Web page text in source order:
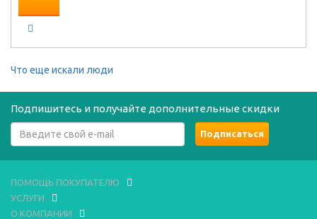
Что еще искали люди
Подпишитесь и получайте дополнительные скидки
ПОМОЩЬ ПОКУПАТЕЛЮ
УСЛУГИ
О КОМПАНИИ